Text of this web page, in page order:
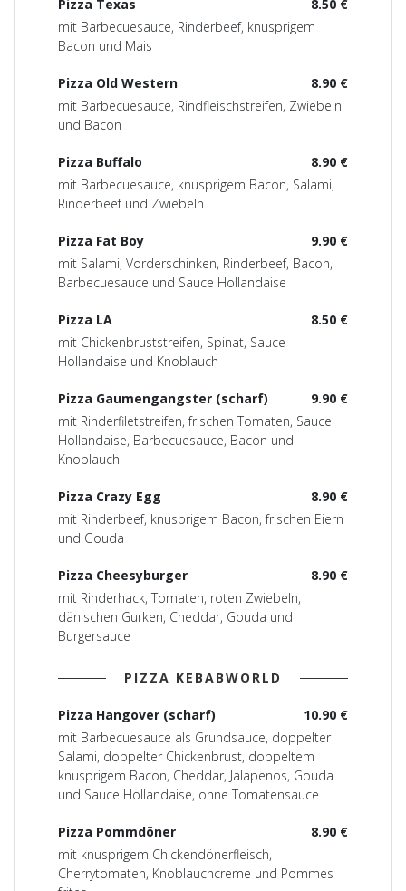
8.50 €
Pizza Texas
mit Barbecuesauce, Rinderbeef, knusprigem
Bacon und Mais
8.90 €
Pizza Old Western
mit Barbecuesauce, Rindfleischstreifen, Zwiebeln
und Bacon
8.90 €
Pizza Buffalo
mit Barbecuesauce, knusprigem Bacon, Salami,
Rinderbeef und Zwiebeln
9.90 €
Pizza Fat Boy
mit Salami, Vorderschinken, Rinderbeef, Bacon,
Barbecuesauce und Sauce Hollandaise
8.50 €
Pizza LA
mit Chickenbruststreifen, Spinat, Sauce
Hollandaise und Knoblauch
9.90 €
Pizza Gaumengangster (scharf)
mit Rinderfiletstreifen, frischen Tomaten, Sauce
Hollandaise, Barbecuesauce, Bacon und
Knoblauch
8.90 €
Pizza Crazy Egg
mit Rinderbeef, knusprigem Bacon, frischen Eiern
und Gouda
8.90 €
Pizza Cheesyburger
mit Rinderhack, Tomaten, roten Zwiebeln,
dänischen Gurken, Cheddar, Gouda und
Burgersauce
PIZZA KEBABWORLD
10.90 €
Pizza Hangover (scharf)
mit Barbecuesauce als Grundsauce, doppelter
Salami, doppelter Chickenbrust, doppeltem
knusprigem Bacon, Cheddar, Jalapenos, Gouda
und Sauce Hollandaise, ohne Tomatensauce
8.90 €
Pizza Pommdöner
mit knusprigem Chickendönerfleisch,
Cherrytomaten, Knoblauchcreme und Pommes